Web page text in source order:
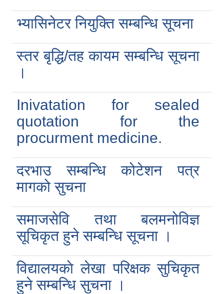
भ्यासिनेटर नियुक्ति सम्बन्धि सूचना
स्तर बृद्धि/तह कायम सम्बन्धि सूचना
।
Inivatation for sealed
quotation for the
procurment medicine.
दरभाउ सम्बन्धि कोटेशन पत्र
मागको सुचना
समाजसेवि तथा बलमनोविज्ञ
सूचिकृत हुने सम्बन्धि सूचना ।
विद्यालयकाे लेखा परिक्षक सुचिकृत
हुने सम्बन्धि सुचना ।